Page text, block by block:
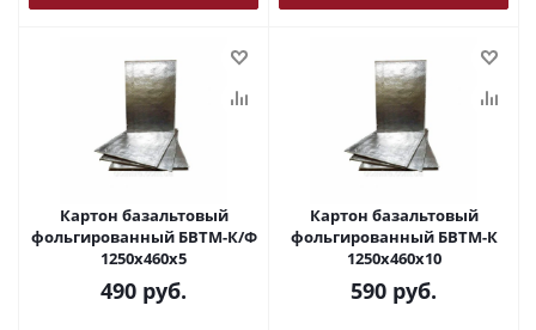
Картон базальтовый
фольгированный БВТМ-К/Ф
1250х460х5
490 руб.
Картон базальтовый
фольгированный БВТМ-К
1250х460х10
590 руб.